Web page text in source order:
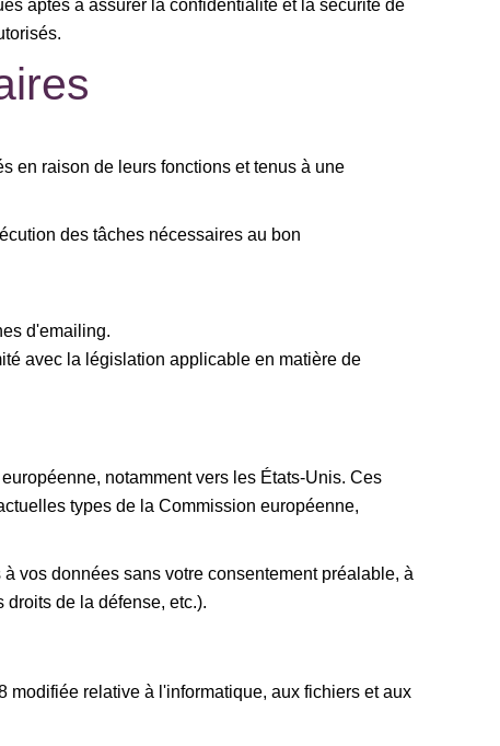
aptes à assurer la confidentialité et la sécurité de
en raison de leurs fonctions et tenus à une
des tâches nécessaires au bon
d'emailing.
avec la législation applicable en matière de
notamment vers les États-Unis. Ces
types de la Commission européenne,
vos données sans votre consentement préalable, à
de la défense, etc.).
relative à l'informatique, aux fichiers et aux